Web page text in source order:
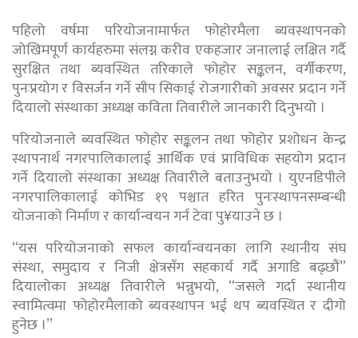
पहिलो वर्षमा परियोजनामार्फत फोहोरमैला ब्यवस्थापनको
जोखिमपूर्ण कार्यहरुमा संलग्न करीव एकहजार जनालाई लक्षित गर्दै
सुरक्षित तथा ब्यवस्थित तरिकाले फोहोर सङ्कलन, वर्गीकरण,
पुनःप्रयोग र विसर्जन गर्ने सीप सिकाई रोजगारीको अवसर प्रदान गर्ने
दियालो संस्थाका अध्यक्ष कविता तिवारीले जानकारी दिनुभयो ।
परियोजनाले ब्यवस्थित फोहोर सङ्कलन तथा फोहोर प्रशोधन केन्द्र
स्थापनार्थ नगरपालिकालाई आर्थिक एवं प्राविधिक सहयोग प्रदान
गर्ने दियालो संस्थाका अध्यक्ष तिवारीले बताउनुभयो । युएनडिपीले
नगरपालिकालाई कोभिड १९ पश्चात हरित पुनःस्थापनसम्बन्धी
योजनाको निर्माण र कार्यान्वयन गर्न टेवा पु¥याउने छ ।
“यस परियोजनाको सफल कार्यान्वयनका लागि स्थानीय संघ
संस्था, समुदाय र निजी क्षेत्रसँग सहकार्य गर्दै अगाडि बढ्छौं”
दियालोका अध्यक्ष तिवारीले भन्नुभयो, “जसले गर्दा स्थानीय
स्वामित्वमा फोहोरमैलाको ब्यवस्थापन भई थप ब्यवस्थित र दीगो
हुनेछ ।”